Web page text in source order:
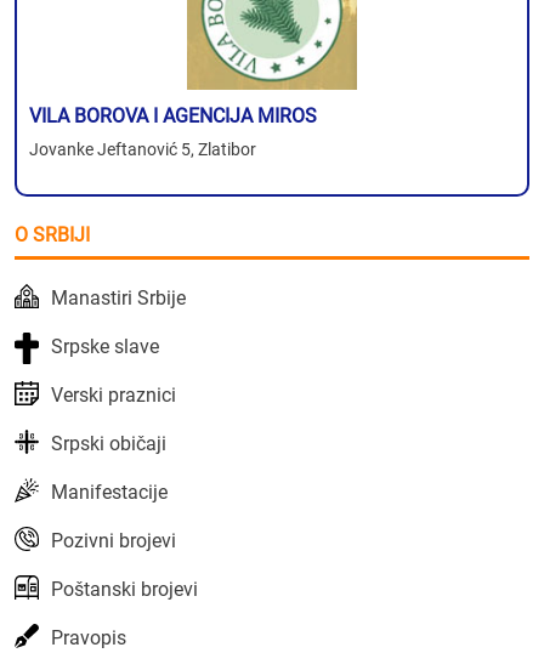
VILA BOROVA I AGENCIJA MIROS
Jovanke Jeftanović 5, Zlatibor
O SRBIJI
Manastiri Srbije
Srpske slave
Verski praznici
Srpski običaji
Manifestacije
Pozivni brojevi
Poštanski brojevi
Pravopis